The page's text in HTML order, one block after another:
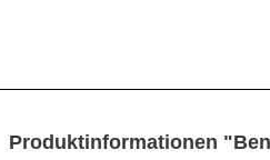
Produktinformationen